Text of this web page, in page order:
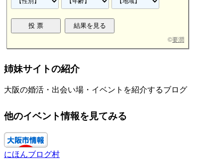
©要潤
姉妹サイトの紹介
大阪の婚活・出会い場・イベントを紹介するブログ
他のイベント情報を見てみる
にほんブログ村